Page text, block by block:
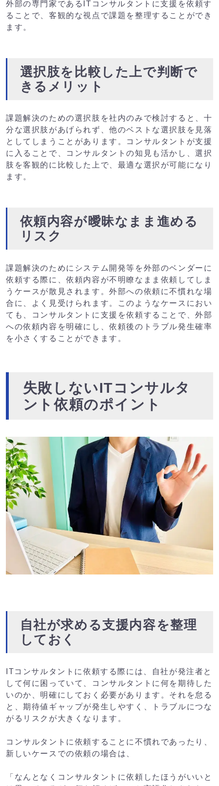
外部の専門家であるITコンサルタントに支援を依頼す
ることで、客観的な視点で課題を整理することができ
ます。
選択肢を比較した上で判断で
きるメリット
課題解決のための選択肢を社内のみで検討すると、十
分な選択肢があげられず、他のベストな選択肢を見落
としてしまうことがあります。コンサルタントが支援
に入ることで、コンサルタントの知見も活かし、選択
肢を客観的に比較した上で、最適な選択が可能になり
ます。
依頼内容が曖昧なまま進める
リスク
課題解決のためにシステム開発等を外部のベンダーに
依頼する際に、依頼内容が不明瞭なまま依頼してしま
うケースが散見されます。外部への依頼に不慣れな場
合に、よく見受けられます。このようなケースにおい
ても、コンサルタントに支援を依頼することで、外部
への依頼内容を明確にし、依頼後のトラブル発生確率
を小さくすることができます。
失敗しないITコンサルタ
ント依頼のポイント
自社が求める支援内容を整理
しておく
ITコンサルタントに依頼する際には、自社が発注者と
して何に困っていて、コンサルタントに何を期待した
いのか、明確にしておく必要があります。それを怠る
と、期待値ギャップが発生しやすく、トラブルにつな
がるリスクが大きくなります。
コンサルタントに依頼することに不慣れであったり、
新しいケースでの依頼の場合は、
「なんとなくコンサルタントに依頼したほうがいいと